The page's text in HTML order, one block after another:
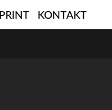
PRINT KONTAKT